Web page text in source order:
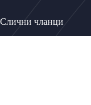
Слични чланци